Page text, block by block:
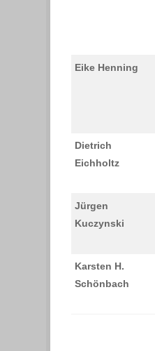
Eike Henning
Dietrich
Eichholtz
Jürgen
Kuczynski
Karsten H.
Schönbach